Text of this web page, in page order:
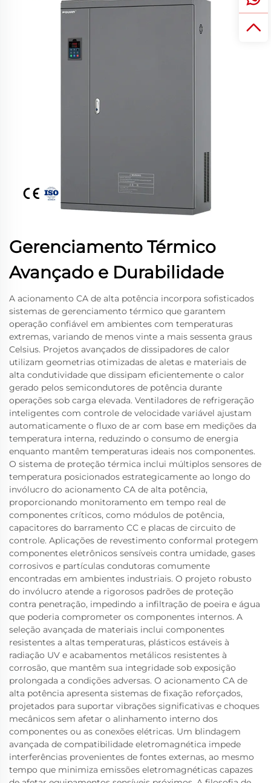
Gerenciamento Térmico
Avançado e Durabilidade
A acionamento CA de alta potência incorpora sofisticados
sistemas de gerenciamento térmico que garantem
operação confiável em ambientes com temperaturas
extremas, variando de menos vinte a mais sessenta graus
Celsius. Projetos avançados de dissipadores de calor
utilizam geometrias otimizadas de aletas e materiais de
alta condutividade que dissipam eficientemente o calor
gerado pelos semicondutores de potência durante
operações sob carga elevada. Ventiladores de refrigeração
inteligentes com controle de velocidade variável ajustam
automaticamente o fluxo de ar com base em medições da
temperatura interna, reduzindo o consumo de energia
enquanto mantêm temperaturas ideais nos componentes.
O sistema de proteção térmica inclui múltiplos sensores de
temperatura posicionados estrategicamente ao longo do
invólucro do acionamento CA de alta potência,
proporcionando monitoramento em tempo real de
componentes críticos, como módulos de potência,
capacitores do barramento CC e placas de circuito de
controle. Aplicações de revestimento conformal protegem
componentes eletrônicos sensíveis contra umidade, gases
corrosivos e partículas condutoras comumente
encontradas em ambientes industriais. O projeto robusto
do invólucro atende a rigorosos padrões de proteção
contra penetração, impedindo a infiltração de poeira e água
que poderia comprometer os componentes internos. A
seleção avançada de materiais inclui componentes
resistentes a altas temperaturas, plásticos estáveis à
radiação UV e acabamentos metálicos resistentes à
corrosão, que mantêm sua integridade sob exposição
prolongada a condições adversas. O acionamento CA de
alta potência apresenta sistemas de fixação reforçados,
projetados para suportar vibrações significativas e choques
mecânicos sem afetar o alinhamento interno dos
componentes ou as conexões elétricas. Um blindagem
avançada de compatibilidade eletromagnética impede
interferências provenientes de fontes externas, ao mesmo
tempo que minimiza emissões eletromagnéticas capazes